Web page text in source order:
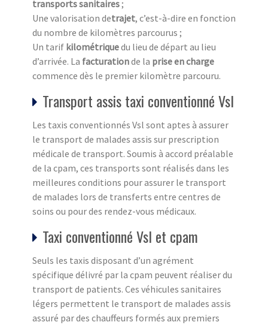
transports sanitaires;
Une valorisation detrajet, c’est-à-dire en fonction
du nombre de kilomètres parcourus ;
Un tarif kilométriquedu lieu de départ au lieu
d’arrivée. La facturationde la prise en charge
commence dès le premier kilomètre parcouru.
Transport assis taxi conventionné Vsl
Les taxis conventionnés Vsl sont aptes à assurer
le transport de malades assis sur prescription
médicale de transport. Soumis à accord préalable
de la cpam, ces transports sont réalisés dans les
meilleures conditions pour assurer le transport
de malades lors de transferts entre centres de
soins ou pour des rendez-vous médicaux.
Taxi conventionné Vsl et cpam
Seuls les taxis disposant d’un agrément
spécifique délivré par la cpam peuvent réaliser du
transport de patients. Ces véhicules sanitaires
légers permettent le transport de malades assis
assuré par des chauffeurs formés aux premiers